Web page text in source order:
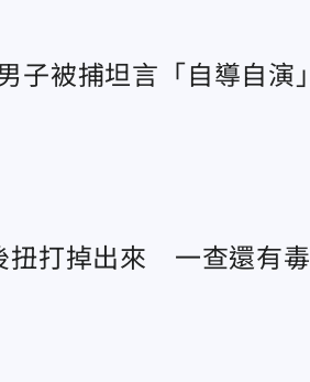
被捕坦言「自導自演
扭打掉出來 一查還有